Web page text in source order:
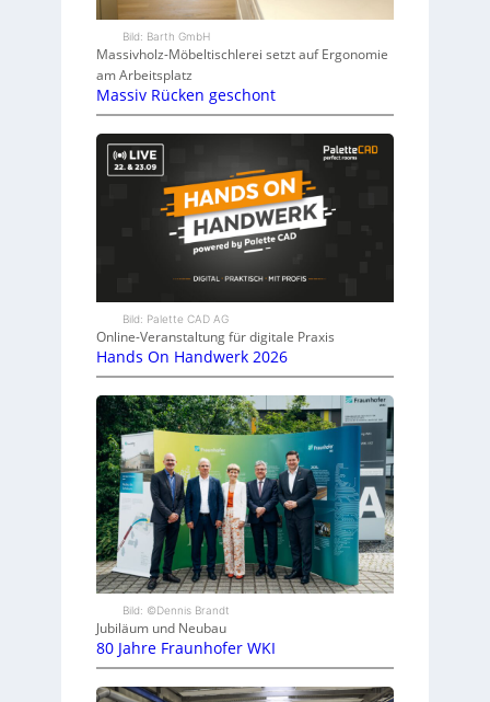
Bild: Barth GmbH
Massivholz-Möbeltischlerei setzt auf Ergonomie
am Arbeitsplatz
Massiv Rücken geschont
Bild: Palette CAD AG
Online-Veranstaltung für digitale Praxis
Hands On Handwerk 2026
Bild: ©Dennis Brandt
Jubiläum und Neubau
80 Jahre Fraunhofer WKI